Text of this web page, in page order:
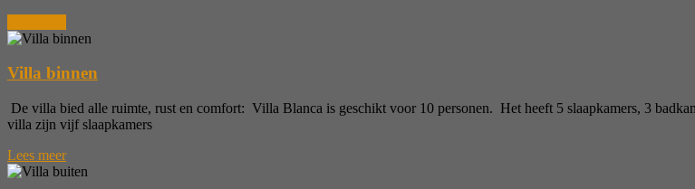
Villa binnen
De villa bied alle ruimte, rust en comfort: Villa Blanca is geschikt voor 10 personen. Het heeft 5 slaapkamers, 3
villa zijn vijf slaapkamers
Lees meer